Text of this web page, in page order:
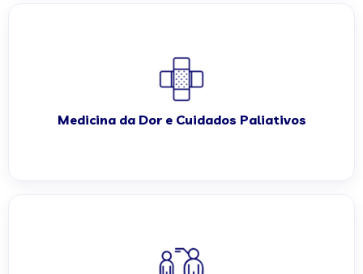
Medicina da Dor e Cuidados Paliativos